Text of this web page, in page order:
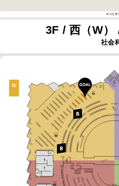
本の位置
3F / 西（W）
社会